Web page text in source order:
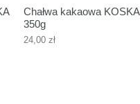
Chałwa kakaowa KOSKA
350g
24,00 zł